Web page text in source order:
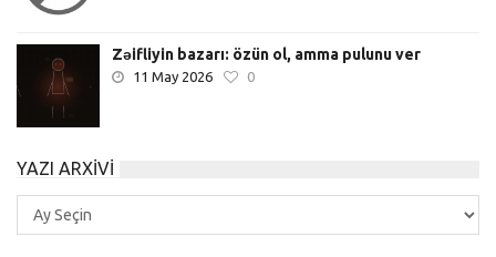
Zəifliyin bazarı: özün ol, amma pulunu ver
11 May 2026 0
YAZI ARXIVI
Yazı
Arxivi